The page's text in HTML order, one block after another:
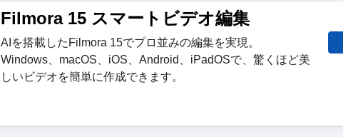
Filmora 15 スマートビデオ編集
AIを搭載したFilmora 15でプロ並みの編集を実現。
Windows、macOS、iOS、Android、iPadOSで、驚くほど美
しいビデオを簡単に作成できます。